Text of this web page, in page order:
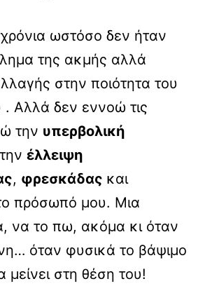
ωστόσο δεν ήταν
της ακμής αλλά
στην ποιότητα του
. Αλλά δεν εννοώ τις
την υπερβολική
έλλειψη
, φρεσκάδας και
πρόσωπό μου. Μια
να το πω, ακόμα κι όταν
όταν φυσικά το βάψιμο
στη θέση του!